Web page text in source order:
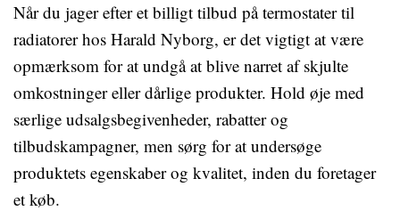
Når du jager efter et billigt tilbud på termostater til
radiatorer hos Harald Nyborg, er det vigtigt at være
opmærksom for at undgå at blive narret af skjulte
omkostninger eller dårlige produkter. Hold øje med
særlige udsalgsbegivenheder, rabatter og
tilbudskampagner, men sørg for at undersøge
produktets egenskaber og kvalitet, inden du foretager
et køb.